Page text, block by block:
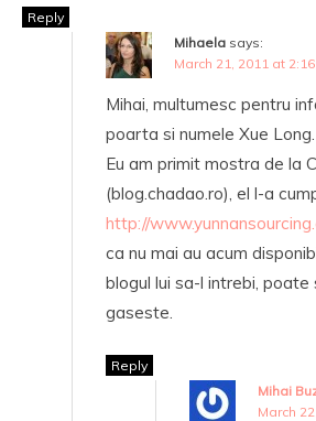
Reply
Mihaela says:
March 21, 2011 at
Mihai, multumesc pentru
poarta si numele Xue Long.
Eu am primit mostra de la
(blog.chadao.ro), el l-a
http://
ca nu mai au acum
blogul lui sa-l intrebi, poate
gaseste.
Reply
Mihai
March